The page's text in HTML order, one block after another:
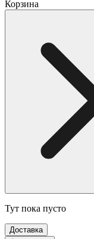
Корзина
Тут пока пусто
Доставка